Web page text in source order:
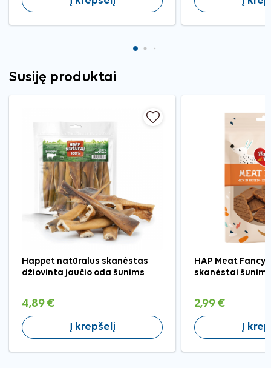
Susiję produktai
Happet natūralus skanėstas
džiovinta jaučio oda šunims
4,89 €
Į krepšelį
HAP Meat Fancy
skanėstai
2,99 €
Į